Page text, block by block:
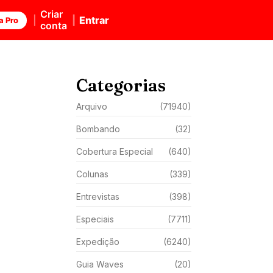
Pro
Criar
conta
Entrar
Categorias
Arquivo (71940)
Bombando (32)
Cobertura Especial (640)
Colunas (339)
Entrevistas (398)
Especiais (7711)
Expedição (6240)
Guia Waves (20)